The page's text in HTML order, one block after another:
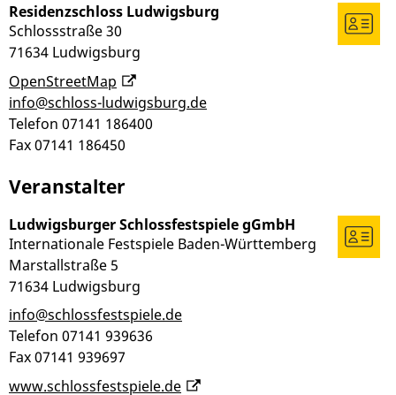
Residenzschloss Ludwigsburg
Schlossstraße 30
71634 Ludwigsburg
OpenStreetMap
info@schloss-ludwigsburg.de
Telefon 07141 186400
Fax07141 186450
Veranstalter
Ludwigsburger Schlossfestspiele gGmbH
Internationale Festspiele Baden-Württemberg
Marstallstraße 5
71634 Ludwigsburg
info@schlossfestspiele.de
Telefon 07141 939636
Fax07141 939697
www.schlossfestspiele.de